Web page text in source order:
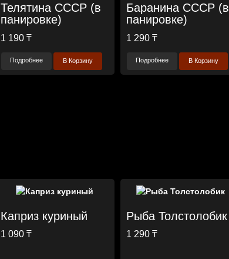
Телятина СССР (в
панировке)
1 190 ₸
Подробнее В Корзину
Баранина СССР (в
панировке)
1 290 ₸
Подробнее В Корзину
Каприз куриный
1 090 ₸
Рыба Толстолобик
1 290 ₸